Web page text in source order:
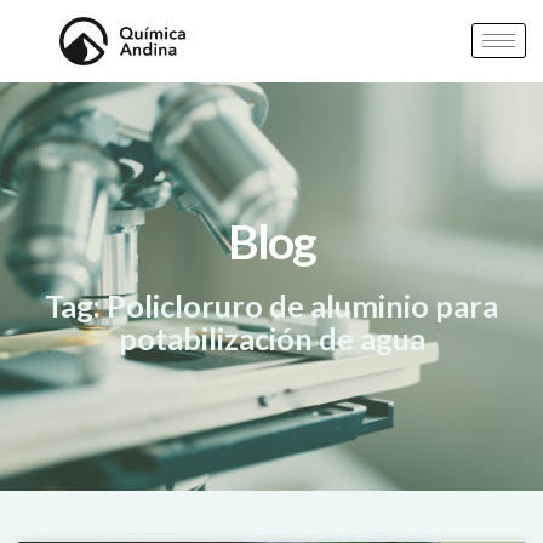
Blog
Tag: Policloruro de aluminio para
potabilización de agua